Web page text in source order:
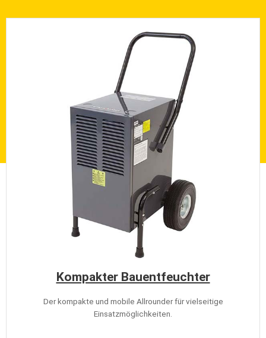
Kompakter Bauentfeuchter
Der kompakte und mobile Allrounder für vielseitige
Einsatzmöglichkeiten.